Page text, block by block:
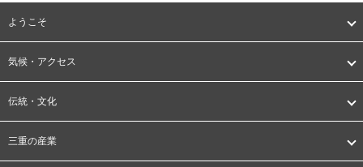
ようこそ
気候・アクセス
伝統・文化
三重の産業